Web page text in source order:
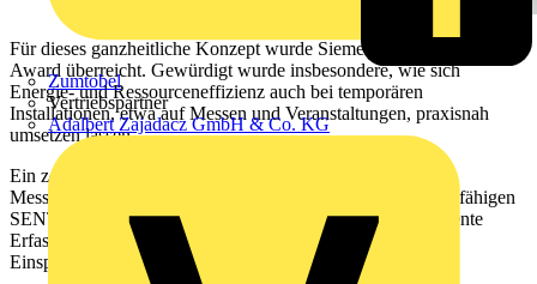
Zumtobel
Vertriebspartner
Adalbert Zajadacz GmbH & Co. KG
Für dieses ganzheitliche Konzept wurde Siemens der GoGreen
Award überreicht. Gewürdigt wurde insbesondere, wie sich
Energie- und Ressourceneffizienz auch bei temporären
Installationen, etwa auf Messen und Veranstaltungen, praxisnah
umsetzen lassen.
Ein zentrales Element des Konzepts ist der intelligente
Messeverteiler. Ausgestattet mit mess- und kommunikationsfähigen
SENTRON Schutzschaltgeräten ermöglicht er die transparente
Erfassung von Energieverbräuchen und unterstützt dabei,
Einsparpotenziale gezielt zu identifizieren.